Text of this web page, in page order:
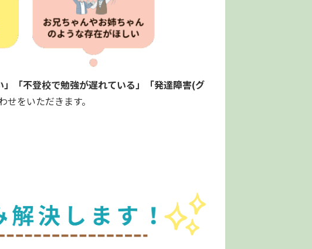
」「不登校で勉強が遅れている」「発達障害(グ
をいただきます。